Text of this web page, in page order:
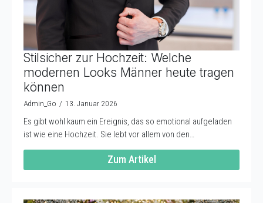
Stilsicher zur Hochzeit: Welche
modernen Looks Männer heute tragen
können
Admin_Go 13. Januar 2026
Es gibt wohl kaum ein Ereignis, das so emotional aufgeladen
ist wie eine Hochzeit. Sie lebt vor allem von den…
Zum Artikel